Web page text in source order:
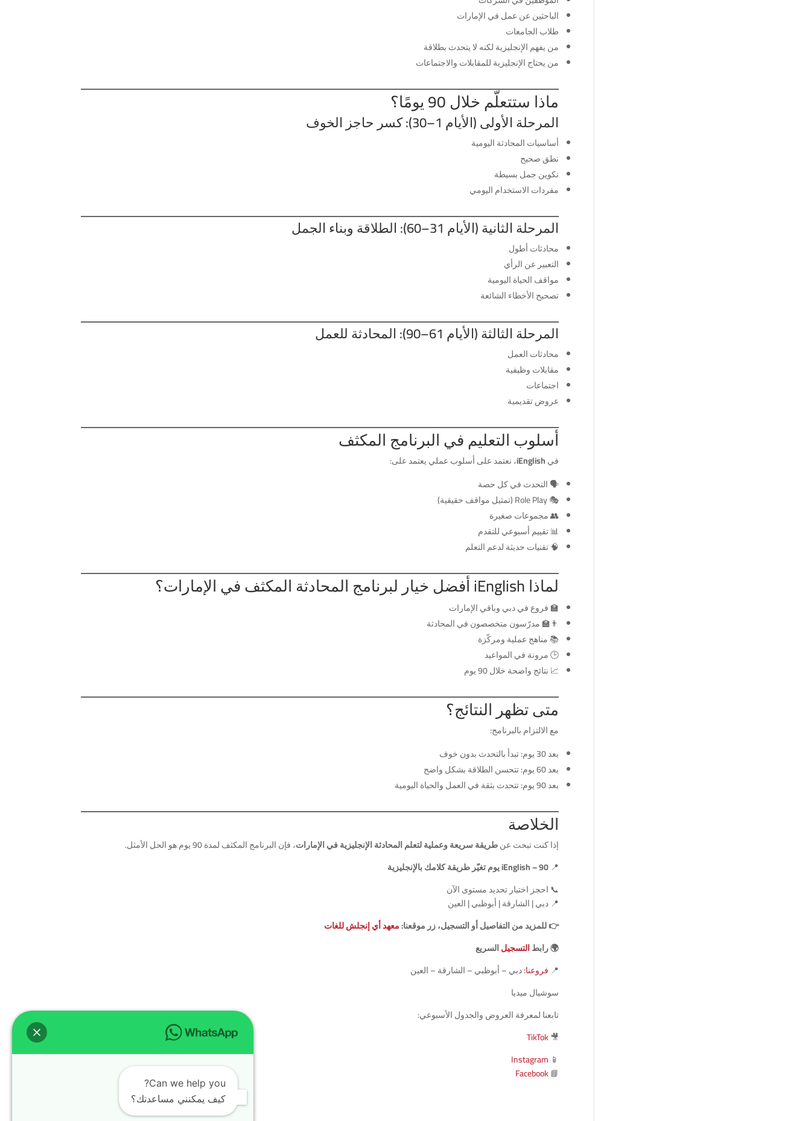
الباحثين عن عمل في الإمارات
طلاب الجامعات
من يفهم الإنجليزية لكنه لا يتحدث بطلاقة
من يحتاج الإنجليزية للمقابلات والاجتماعات
ماذا ستتعلّم خلال 90 يومًا؟
المرحلة الأولى (الأيام 1–30): كسر حاجز الخوف
أساسيات المحادثة اليومية
نطق صحيح
تكوين جمل بسيطة
مفردات الاستخدام اليومي
المرحلة الثانية (الأيام 31–60): الطلاقة وبناء الجمل
محادثات أطول
التعبير عن الرأي
مواقف الحياة اليومية
تصحيح الأخطاء الشائعة
المرحلة الثالثة (الأيام 61–90): المحادثة للعمل
محادثات العمل
مقابلات وظيفية
اجتماعات
عروض تقديمية
أسلوب التعليم في البرنامج المكثف
فيiEnglish، نعتمد على أسلوب عملي يعتمد على:
🗣️ التحدث في كل حصة
🎭 Role Play (تمثيل مواقف حقيقية)
👥 مجموعات صغيرة
📊 تقييم أسبوعي للتقدم
🧠 تقنيات حديثة لدعم التعلم
لماذا iEnglish أفضل خيار لبرنامج المحادثة المكثف في الإمارات؟
🏫 فروع في دبي وباقي الإمارات
👨‍🏫 مدرّسون متخصصون في المحادثة
📚 مناهج عملية ومركّزة
🕒 مرونة في المواعيد
📈 نتائج واضحة خلال 90 يوم
متى تظهر النتائج؟
مع الالتزام بالبرنامج:
بعد 30 يوم: تبدأ بالتحدث بدون خوف
بعد 60 يوم: تتحسن الطلاقة بشكل واضح
بعد 90 يوم: تتحدث بثقة في العمل والحياة اليومية
الخلاصة
إذا كنت تبحث عنطريقة سريعة وعملية لتعلم المحادثة الإنجليزية في الإمارات، فإن البرنامج المكثف لمدة 90 يوم هو الحل الأمثل.
📍iEnglish – 90 يوم تغيّر طريقة كلامك بالإنجليزية
📞 احجز اختبار تحديد مستوى الآن
📍 دبي | الشارقة | أبوظبي | العين
👉 للمزيد من التفاصيل أو التسجيل، زر موقعنا:معهد أي إنجلش للغات
🌍 رابطالتسجيلالسريع
📍 فروعنا: دبي – أبوظبي – الشارقة – العين
سوشيال ميديا
تابعنا لمعرفة العروض والجدول الأسبوعي:
🎥
TikTok
📱
Instagram
📘
Facebook
Can we help you?
كيف يمكنني مساعدتك؟